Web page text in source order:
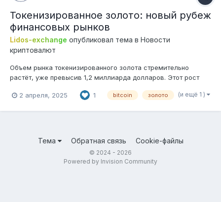
Токенизированное золото: новый рубеж
финансовых рынков
Lidos-exchange опубликовал тема в Новости
криптовалют
Объем рынка токенизированного золота стремительно
растёт, уже превысив 1,2 миллиарда долларов. Этот рост
и растущим интересом к активам на основе блокчейна. И
2 апреля, 2025 1 bitcoin золото (и ещё 1 )
Тема Обратная связь Cookie-файлы
© 2024 - 2026
Powered by Invision Community